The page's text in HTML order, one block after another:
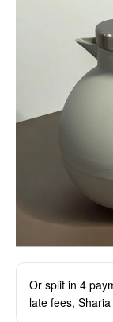
Or split in 4
late fees,